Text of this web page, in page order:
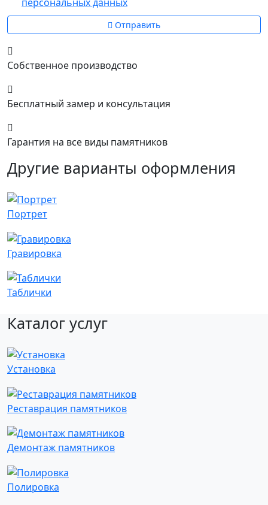
Отправить
Собственное производство
Бесплатный замер и консультация
Гарантия на все виды памятников
Другие варианты оформления
Портрет
Гравировка
Таблички
Каталог услуг
Установка
Реставрация памятников
Демонтаж памятников
Полировка